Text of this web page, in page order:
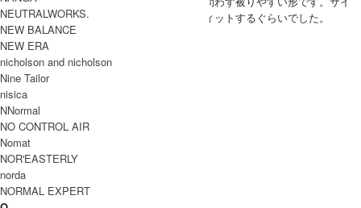
ズ感は小さすぎず丁度フィットするぐらいでした。
SIZE
サイズ 頭周 ツバ
Free
INFORMATION
ブランド名 DECHO (デコー)
商品名
NEUTRALWORKS.
NEW BALANCE
NEW ERA
nicholson and nicholson
Nine Tailor
nisica
NNormal
NO CONTROL AIR
Nomat
NOR'EASTERLY
norda
NORMAL EXPERT